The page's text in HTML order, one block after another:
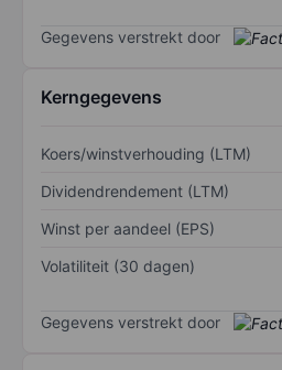
Gegevens verstrekt door
Kerngegevens
Koers/winstverhouding (LTM)
Dividendrendement (LTM)
Winst per aandeel (EPS)
Volatiliteit (30 dagen)
Gegevens verstrekt door